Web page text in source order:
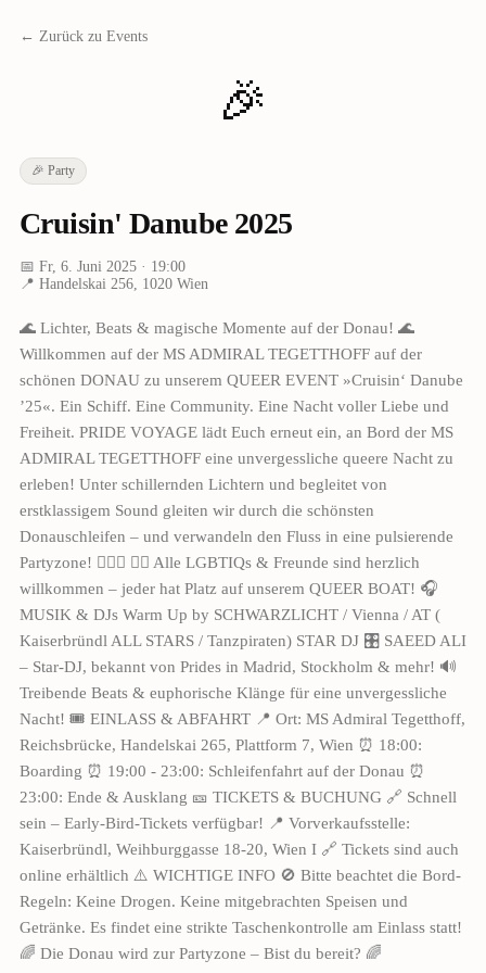
← Zurück zu Events
🎉
🎉 Party
Cruisin' Danube 2025
📅 Fr, 6. Juni 2025· 19:00
📍 Handelskai 256, 1020 Wien
🌊 Lichter, Beats & magische Momente auf der Donau! 🌊
Willkommen auf der MS ADMIRAL TEGETTHOFF auf der
schönen DONAU zu unserem QUEER EVENT »Cruisin‘ Danube
’25«. Ein Schiff. Eine Community. Eine Nacht voller Liebe und
Freiheit. PRIDE VOYAGE lädt Euch erneut ein, an Bord der MS
ADMIRAL TEGETTHOFF eine unvergessliche queere Nacht zu
erleben! Unter schillernden Lichtern und begleitet von
erstklassigem Sound gleiten wir durch die schönsten
Donauschleifen – und verwandeln den Fluss in eine pulsierende
Partyzone! 🏳️‍🌈🔥 🏳️‍🌈 Alle LGBTIQs & Freunde sind herzlich
willkommen – jeder hat Platz auf unserem QUEER BOAT! 🎧
MUSIK & DJs Warm Up by SCHWARZLICHT / Vienna / AT (
Kaiserbründl ALL STARS / Tanzpiraten) STAR DJ 🎛 SAEED ALI
– Star-DJ, bekannt von Prides in Madrid, Stockholm & mehr! 🔊
Treibende Beats & euphorische Klänge für eine unvergessliche
Nacht! 🎟 EINLASS & ABFAHRT 📍 Ort: MS Admiral Tegetthoff,
Reichsbrücke, Handelskai 265, Plattform 7, Wien ⏰ 18:00:
Boarding ⏰ 19:00 - 23:00: Schleifenfahrt auf der Donau ⏰
23:00: Ende & Ausklang 🎫 TICKETS & BUCHUNG 🔗 Schnell
sein – Early-Bird-Tickets verfügbar! 📍 Vorverkaufsstelle:
Kaiserbründl, Weihburggasse 18-20, Wien I 🔗 Tickets sind auch
online erhältlich ⚠️ WICHTIGE INFO 🚫 Bitte beachtet die Bord-
Regeln: Keine Drogen. Keine mitgebrachten Speisen und
Getränke. Es findet eine strikte Taschenkontrolle am Einlass statt!
🌈 Die Donau wird zur Partyzone – Bist du bereit? 🌈